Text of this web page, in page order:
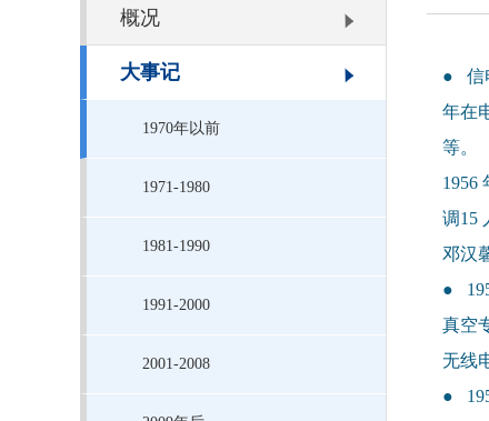
概况
大事记
1970年以前
1971-1980
1981-1990
1991-2000
2001-2008
● 信
年在
等。
1956
调15
邓汉
●
真空
无线
●